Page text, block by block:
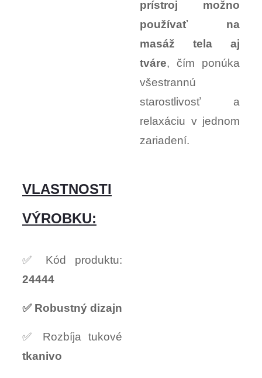
prístroj možno
používať na
masáž tela aj
tváre, čím ponúka
všestrannú
starostlivosť a
relaxáciu v jednom
zariadení.
VLASTNOSTI
VÝROBKU:
✅ Kód produktu:
24444
✅ Robustný dizajn
✅ Rozbíja tukové
tkanivo